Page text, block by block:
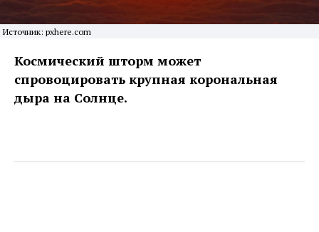
Источник: pxhere.com
Космический шторм может
спровоцировать крупная корональная
дыра на Солнце.